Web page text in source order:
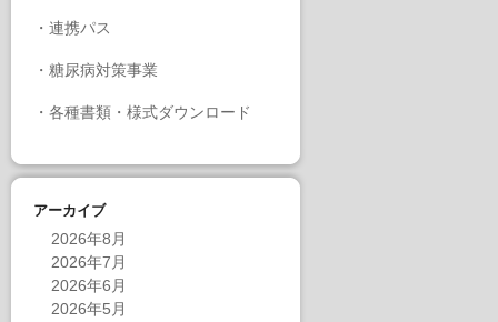
・ 連携パス
・ 糖尿病対策事業
・ 各種書類・様式ダウンロード
アーカイブ
2026年8月
2026年7月
2026年6月
2026年5月